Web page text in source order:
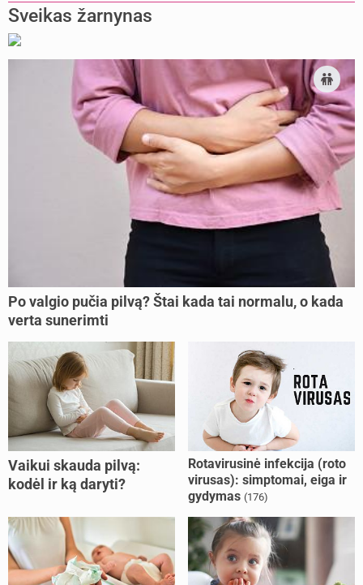
Sveikas žarnynas
Po valgio pučia pilvą? Štai kada tai normalu, o kada
verta sunerimti
Vaikui skauda pilvą:
kodėl ir ką daryti?
Rotavirusinė infekcija (roto
virusas): simptomai, eiga ir
gydymas (176)